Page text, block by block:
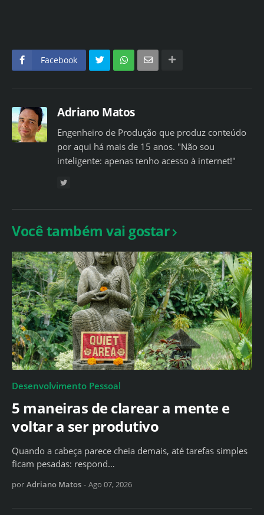
Facebook
Adriano Matos
Engenheiro de Produção que produz conteúdo
por aqui há mais de 15 anos. "Não sou
inteligente: apenas tenho acesso à internet!"
Você também vai gostar
Desenvolvimento Pessoal
5 maneiras de clarear a mente e
voltar a ser produtivo
Quando a cabeça parece cheia demais, até tarefas simples
ficam pesadas: respond…
por Adriano Matos - Ago 07, 2026